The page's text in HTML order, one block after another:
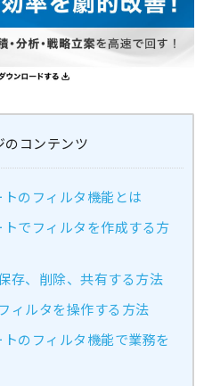
のコンテンツ
のフィルタ機能とは
でフィルタを作成する方
存、削除、共有する方法
ィルタを操作する方法
のフィルタ機能で業務を